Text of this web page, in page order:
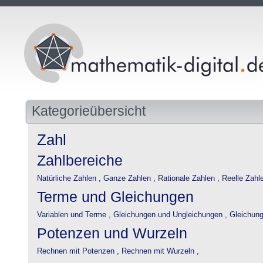
Kategorieübersicht
Zahl
Zahlbereiche
Natürliche Zahlen , Ganze Zahlen , Rationale Zahlen , Reelle
Terme und Gleichungen
Variablen und Terme , Gleichungen und Ungleichungen ,
Potenzen und Wurzeln
Rechnen mit Potenzen , Rechnen mit Wurzeln ,